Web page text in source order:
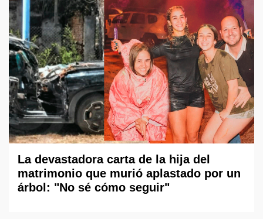
La devastadora carta de la hija del
matrimonio que murió aplastado por un
árbol: "No sé cómo seguir"